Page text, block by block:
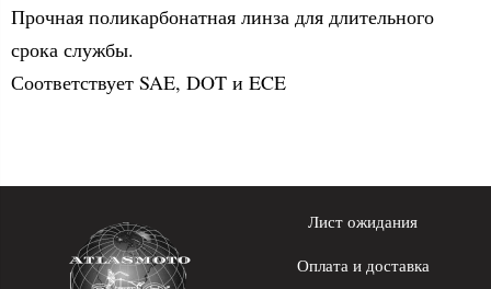
Прочная поликарбонатная линза для длительного
срока службы.
Соответствует SAE, DOT и ECE
Лист ожидания
Оплата и доставка